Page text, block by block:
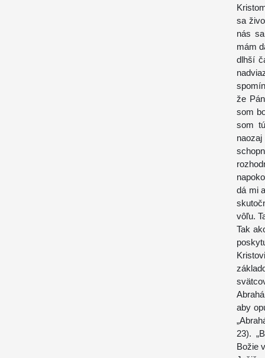
sa
nás
mám
dlhší
že
som
som
dá mi
vôľu.
Tak
aby
23).
Božie